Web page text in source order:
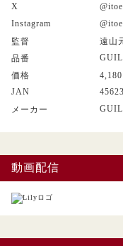
X
Instagram
監督
遠山
品番
価格
4,180
JAN
メーカー
動画配信